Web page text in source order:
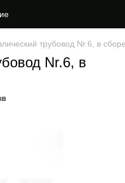
трубовод Nr.6, в
Nr.6, в